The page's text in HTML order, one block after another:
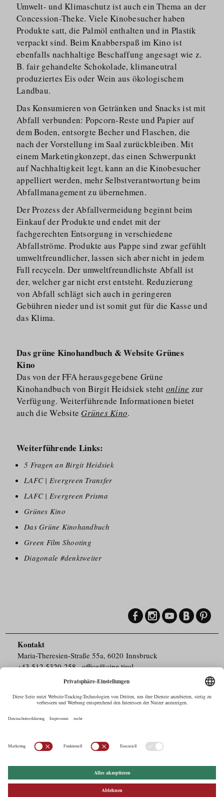
Umwelt- und Klimaschutz ist auch ein Thema an der
Concession-Theke. Viele Kinobesucher haben
Produkte satt, die Palmöl enthalten und in Plastik
verpackt sind. Beim Knabberspaß im Kino ist
ebenfalls nachhaltige Beschaffung angesagt wie z.
B. fair gehandelte Schokolade, klimaneutral
produziertes Eis oder Wein aus ökologischem
Landbau.
Das Konsumieren von Getränken und Snacks ist mit
Abfall verbunden: Popcorn-Reste und Papier auf
dem Boden, entsorgte Becher und Flaschen, die
nach der Vorstellung im Saal zurückbleiben. Mit
einem Marketingkonzept, das einen Schwerpunkt
auf Nachhaltigkeit legt, kann an die Kinobesucher
appelliert werden, mehr Selbstver­antwortung beim
Abfallma­nagement zu übernehmen.
Der Prozess der Abfallvermeidung beginnt beim
Einkauf der Produkte und endet mit der
fachgerechten Entsorgung in verschiedene
Abfallströme. Produkte aus Pappe sind zwar gefühlt
umweltfreundlicher, lassen sich aber nicht in jedem
Fall recyceln. Der umweltfreundlichste Abfall ist
der, welcher gar nicht erst entsteht. Reduzierung
von Abfall schlägt sich auch in geringeren
Gebühren nieder und ist somit gut für die Kasse und
das Klima.
Das grüne Kinohandbuch & Website Grünes
Kino
Das von der FFA herausgegebene Grüne
Kinohandbuch von Birgit Heidsiek steht online zur
Verfügung. Weiterführende Informationen bietet
auch die Website Grünes Kino.
Weiterführende Links:
5 Fragen an Birgit Heidsiek
LAFC | Evergreen Transfer
LAFC | Evergreen Prisma
Grünes Kino
Das Grüne Kinohandbuch
Green Film Shooting
Diagonale #denktweiter
Kontakt
Maria-Theresien-Straße 55a, 6020 Innsbruck
+43.512.5320-258,office@cine.tirol
Barrierefreiheit
Pressebereich
Datenschutz
Commercials in Tirol
Drehorte in Tirol
EUFCN